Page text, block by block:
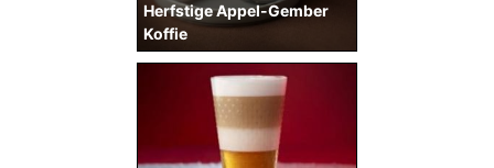
Herfstige Appel-Gember
Koffie